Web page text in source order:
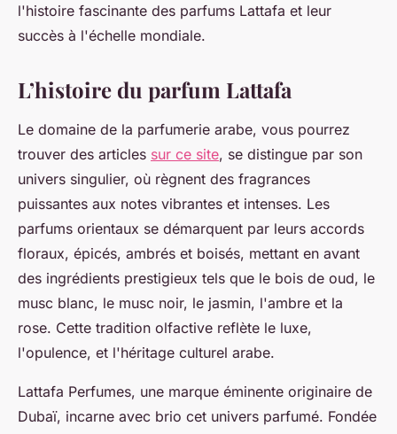
l'histoire fascinante des parfums Lattafa et leur
succès à l'échelle mondiale.
L’histoire du parfum Lattafa
Le domaine de la parfumerie arabe, vous pourrez
trouver des articles sur ce site, se distingue par son
univers singulier, où règnent des fragrances
puissantes aux notes vibrantes et intenses. Les
parfums orientaux se démarquent par leurs accords
floraux, épicés, ambrés et boisés, mettant en avant
des ingrédients prestigieux tels que le bois de oud, le
musc blanc, le musc noir, le jasmin, l'ambre et la
rose. Cette tradition olfactive reflète le luxe,
l'opulence, et l'héritage culturel arabe.
Lattafa Perfumes, une marque éminente originaire de
Dubaï, incarne avec brio cet univers parfumé. Fondée